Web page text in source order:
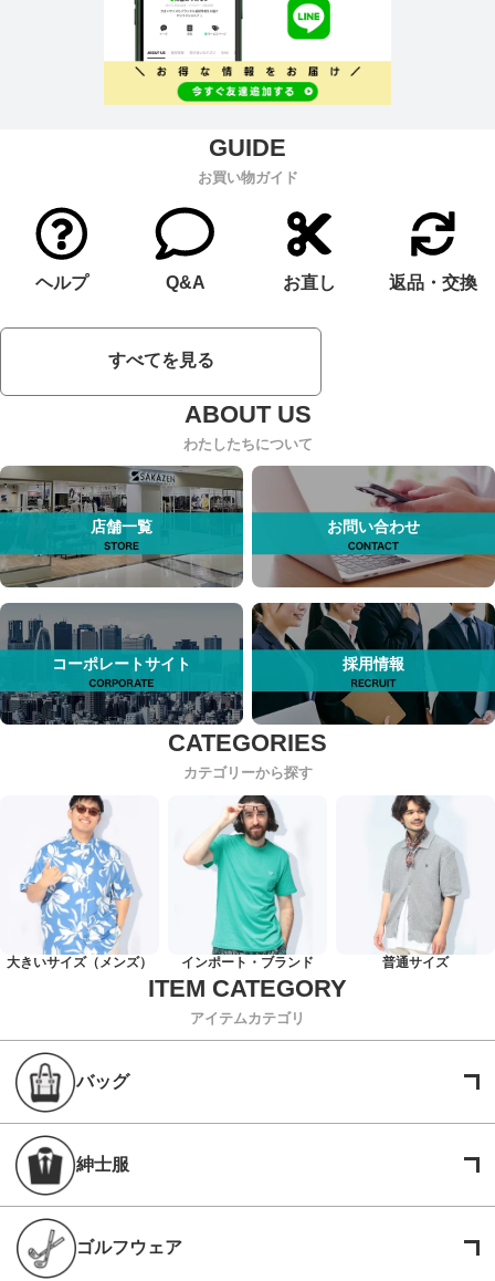
お買い物ガイド
ヘルプ Q&A お直し 返品・交換
すべてを見る
わたしたちについて
店舗一覧 お問い合わせ
コーポレートサイト 採用情報
カテゴリーから探す
大きいサイズ（メンズ） インポート・ブランド 普通サイズ
アイテムカテゴリ
バッグ
紳士服
ゴルフウェア